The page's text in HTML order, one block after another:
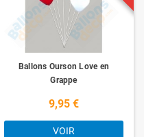
Ballons Ourson Love en
Grappe
9,95 €
VOIR